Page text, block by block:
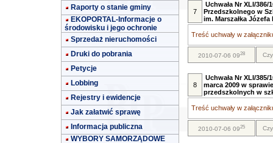
Raporty o stanie gminy
EKOPORTAL-Informacje o
środowisku i jego ochronie
Sprzedaż nieruchomości
Druki do pobrania
Petycje
Lobbing
Rejestry i ewidencje
Jak załatwić sprawę
Informacja publiczna
WYBORY SAMORZĄDOWE
7
Uchwała Nr XLI/
Przedszkolnego w
im. Marszałka
Treść uchwały w
2010-07-06 0928
8
Uchwała Nr XLI/385/
marca 2009 w
przedszkolnych w
Treść uchwały w
2010-07-06 0925